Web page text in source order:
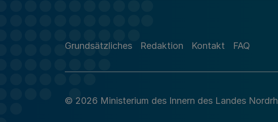
Grundsätzliches Redaktion Kontakt FAQ
© 2026 Ministerium des Innern des Landes